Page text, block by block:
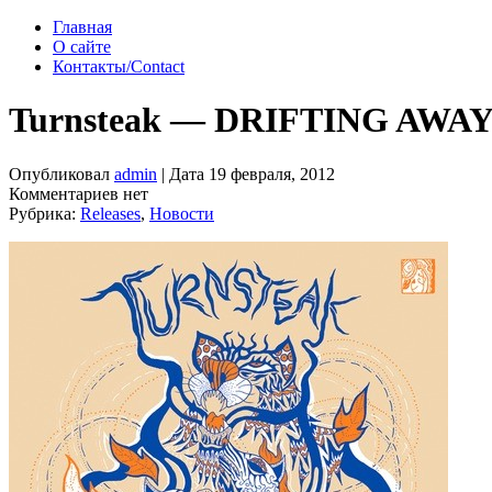
Главная
О сайте
Контакты/Contact
Turnsteak — DRIFTING
Опубликовал admin | Дата 19 февраля, 2012
Комментариев нет
Рубрика: Releases, Новости